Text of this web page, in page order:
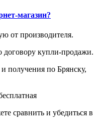
магазин?
от производителя.
договору купли-продажи.
получения по Брянску,
сравнить и убедиться в